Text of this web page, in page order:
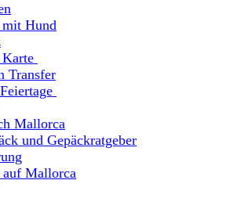
Hund
Transfer
Mallorca
und Gepäckratgeber
auf Mallorca